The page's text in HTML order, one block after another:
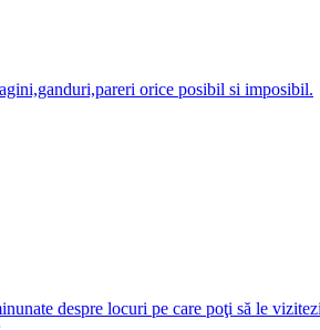
orice posibil si imposibil.
despre locuri pe care poţi să le